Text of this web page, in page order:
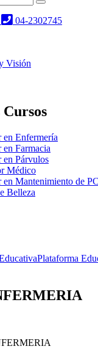
04-2302745
Visión
Enfermería
Farmacia
Párvulos
Médico
Mantenimiento de
Belleza
Plataforma